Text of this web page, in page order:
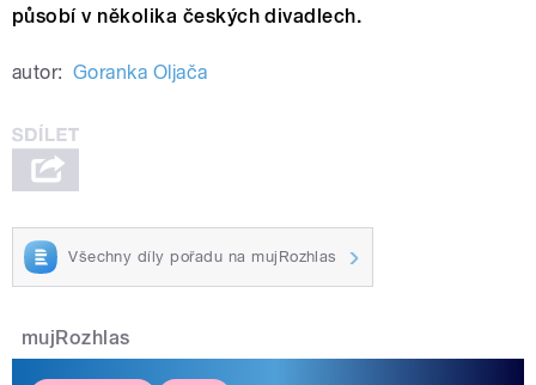
působí v několika českých divadlech.
autor: Goranka Oljača
Všechny díly pořadu na mujRozhlas
mujRozhlas